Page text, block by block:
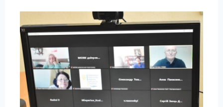
АНАЛІЗ ВОДИ
ПРЕС-ЦЕНТР
КОНТАКТИ